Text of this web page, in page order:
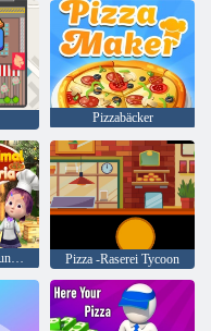
Pizzabäcker
Sasha und Tierfreunde Pizzeria Pizza -Raserei Tycoon